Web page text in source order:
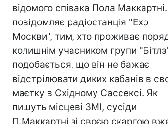
відомого співака Пола
повідомляє радіостанція "Ехо
Москви", тим, хто проживає
колишнім учасником групи
подобається, що він не бажає
відстрілювати диких кабанів в
маєтку в Східному Сассексі. Як
пишуть місцеві ЗМІ, сусіди
П.Маккартні зі своєю скаргою